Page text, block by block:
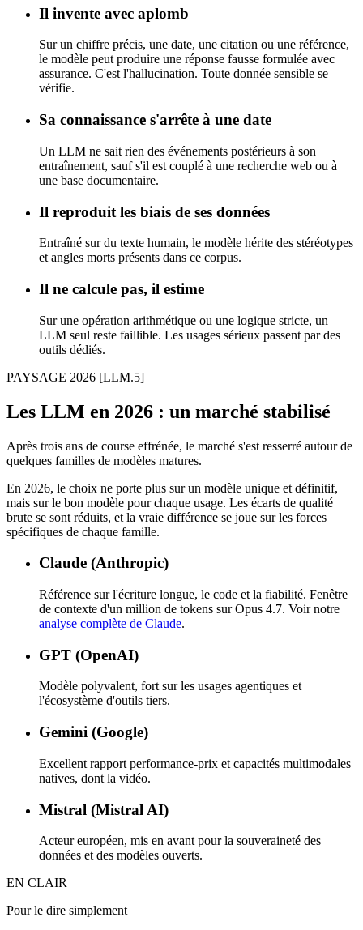
Il invente avec aplomb
Sur un chiffre précis, une date, une citation ou une référence,
le modèle peut produire une réponse fausse formulée avec
assurance. C'est l'hallucination. Toute donnée sensible se
vérifie.
Sa connaissance s'arrête à une date
Un LLM ne sait rien des événements postérieurs à son
entraînement, sauf s'il est couplé à une recherche web ou à
une base documentaire.
Il reproduit les biais de ses données
Entraîné sur du texte humain, le modèle hérite des stéréotypes
et angles morts présents dans ce corpus.
Il ne calcule pas, il estime
Sur une opération arithmétique ou une logique stricte, un
LLM seul reste faillible. Les usages sérieux passent par des
outils dédiés.
PAYSAGE 2026 [LLM.5]
Les LLM en 2026 : un marché stabilisé
Après trois ans de course effrénée, le marché s'est resserré autour de
quelques familles de modèles matures.
En 2026, le choix ne porte plus sur un modèle unique et définitif,
mais sur le bon modèle pour chaque usage. Les écarts de qualité
brute se sont réduits, et la vraie différence se joue sur les forces
spécifiques de chaque famille.
Claude (Anthropic)
Référence sur l'écriture longue, le code et la fiabilité. Fenêtre
de contexte d'un million de tokens sur Opus 4.7. Voir notre
analyse complète de Claude.
GPT (OpenAI)
Modèle polyvalent, fort sur les usages agentiques et
l'écosystème d'outils tiers.
Gemini (Google)
Excellent rapport performance-prix et capacités multimodales
natives, dont la vidéo.
Mistral (Mistral AI)
Acteur européen, mis en avant pour la souveraineté des
données et des modèles ouverts.
EN CLAIR
Pour le dire simplement